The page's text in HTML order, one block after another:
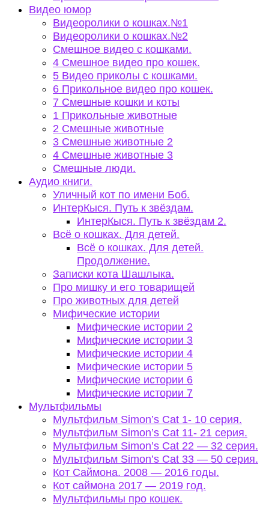
Видео юмор
Видеоролики о кошках.№1
Видеоролики о кошках.№2
Смешное видео с кошками.
4 Смешное видео про кошек.
5 Видео приколы с кошками.
6 Прикольное видео про кошек.
7 Смешные кошки и коты
1 Прикольные животные
2 Смешные животные
3 Смешные животные 2
4 Смешные животные 3
Смешные люди.
Аудио книги.
Уличный кот по имени Боб.
ИнтерКыся. Путь к звёздам.
ИнтерКыся. Путь к звёздам 2.
Всё о кошках. Для детей.
Всё о кошках. Для детей.
Продолжение.
Записки кота Шашлыка.
Про мишку и его товарищей
Про животных для детей
Мифические истории
Мифические истории 2
Мифические истории 3
Мифические истории 4
Мифические истории 5
Мифические истории 6
Мифические истории 7
Мультфильмы
Мультфильм Simon’s Cat 1- 10 серия.
Мультфильм Simon’s Cat 11- 21 серия.
Мультфильм Simon’s Cat 22 — 32 серия.
Мультфильм Simon’s Cat 33 — 50 серия.
Кот Саймона. 2008 — 2016 годы.
Кот саймона 2017 — 2019 год.
Мультфильмы про кошек.